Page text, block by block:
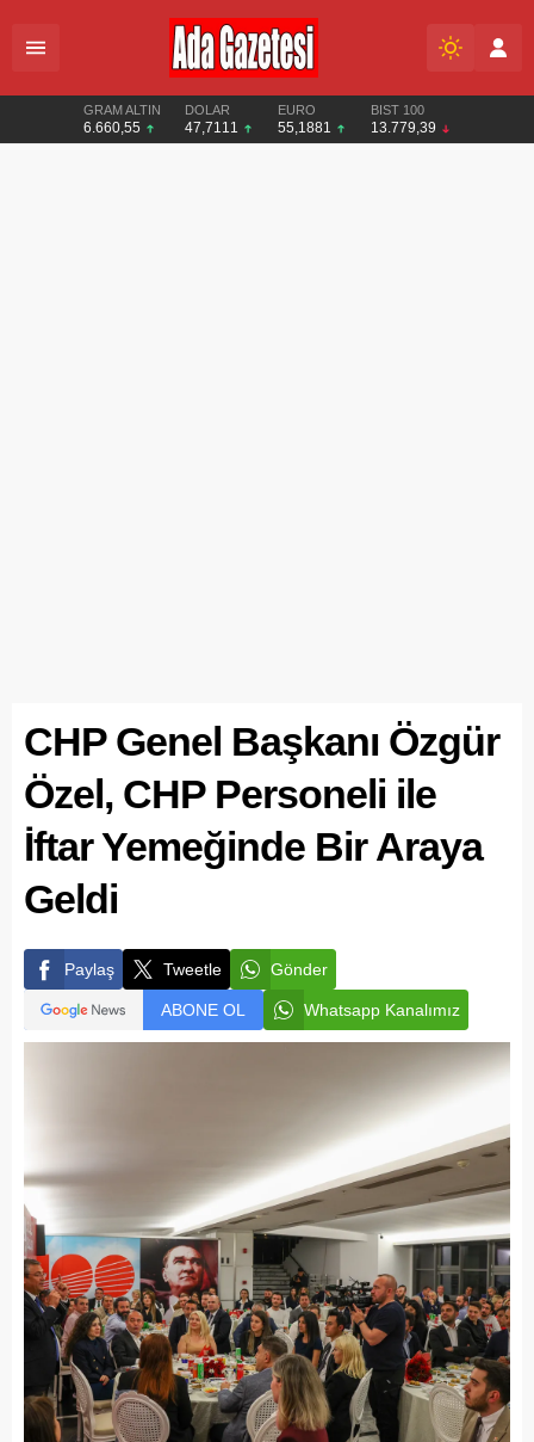
GRAM ALTIN
6.660,55
DOLAR
47,7111
EURO
55,1881
BIST 100
13.779,39
CHP Genel Başkanı Özgür
Özel, CHP Personeli ile
İftar Yemeğinde Bir Araya
Geldi
Paylaş Tweetle Gönder
ABONE OL Whatsapp Kanalımız